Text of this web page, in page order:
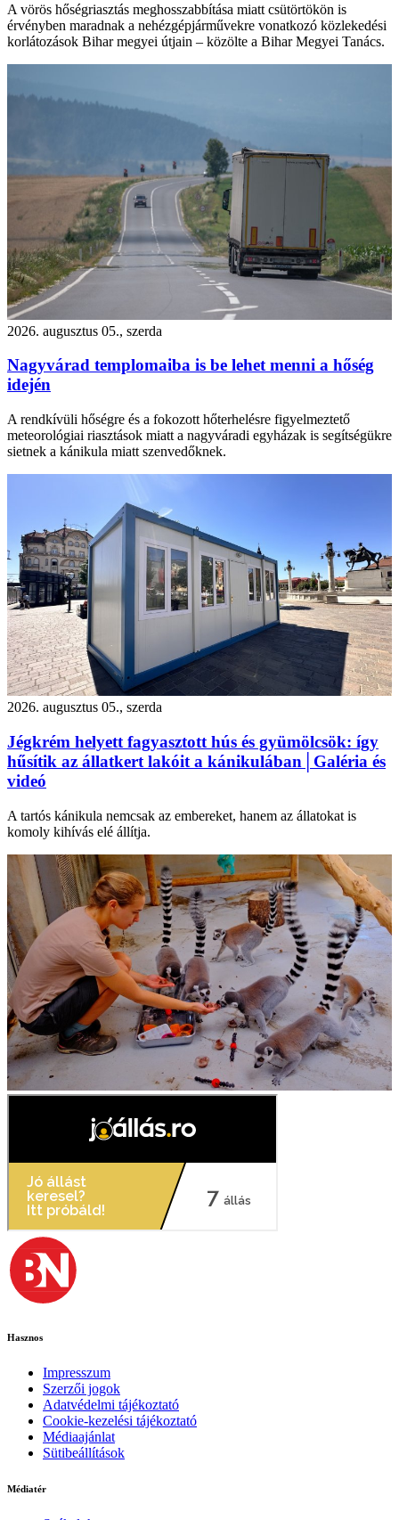
A vörös hőségriasztás meghosszabbítása miatt csütörtökön is
érvényben maradnak a nehézgépjárművekre vonatkozó közlekedési
korlátozások Bihar megyei útjain – közölte a Bihar Megyei Tanács.
2026. augusztus 05., szerda
Nagyvárad templomaiba is be lehet menni a hőség
idején
A rendkívüli hőségre és a fokozott hőterhelésre figyelmeztető
meteorológiai riasztások miatt a nagyváradi egyházak is segítségükre
sietnek a kánikula miatt szenvedőknek.
2026. augusztus 05., szerda
Jégkrém helyett fagyasztott hús és gyümölcsök: így
hűsítik az állatkert lakóit a kánikulában│Galéria és
videó
A tartós kánikula nemcsak az embereket, hanem az állatokat is
komoly kihívás elé állítja.
Hasznos
Impresszum
Szerzői jogok
Adatvédelmi tájékoztató
Cookie-kezelési tájékoztató
Médiaajánlat
Sütibeállítások
Médiatér